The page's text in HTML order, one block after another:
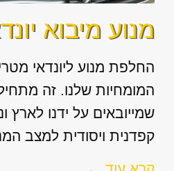
מנוע מיבוא
החלפת מנוע ליונדאי
המומחיות שלנו. זה
שמייובאים על ידנו לארץ
קפדנית ויסודית למצב